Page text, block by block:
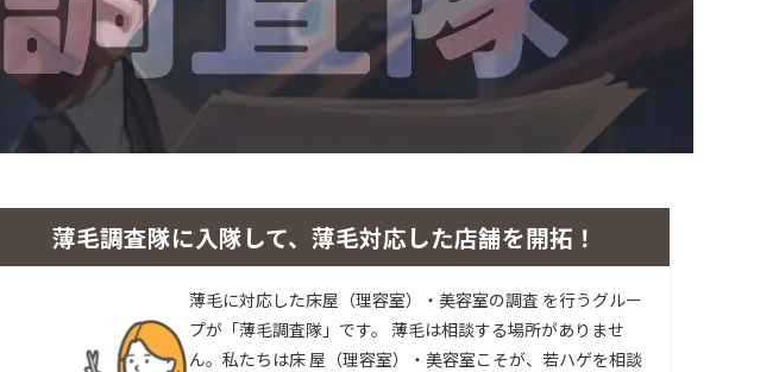
薄毛調査隊に入隊して、薄毛対応した店舗を開拓！
薄毛に対応した床屋（理容室）・美容室の調査 を行うグルー
プが「薄毛調査隊」です。 薄毛は相談する場所がありませ
ん。私たちは床 屋（理容室）・美容室こそが、若ハゲを相談